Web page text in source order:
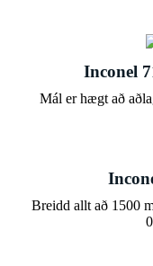
Inconel
Mál er hægt að
Breidd allt að 1500